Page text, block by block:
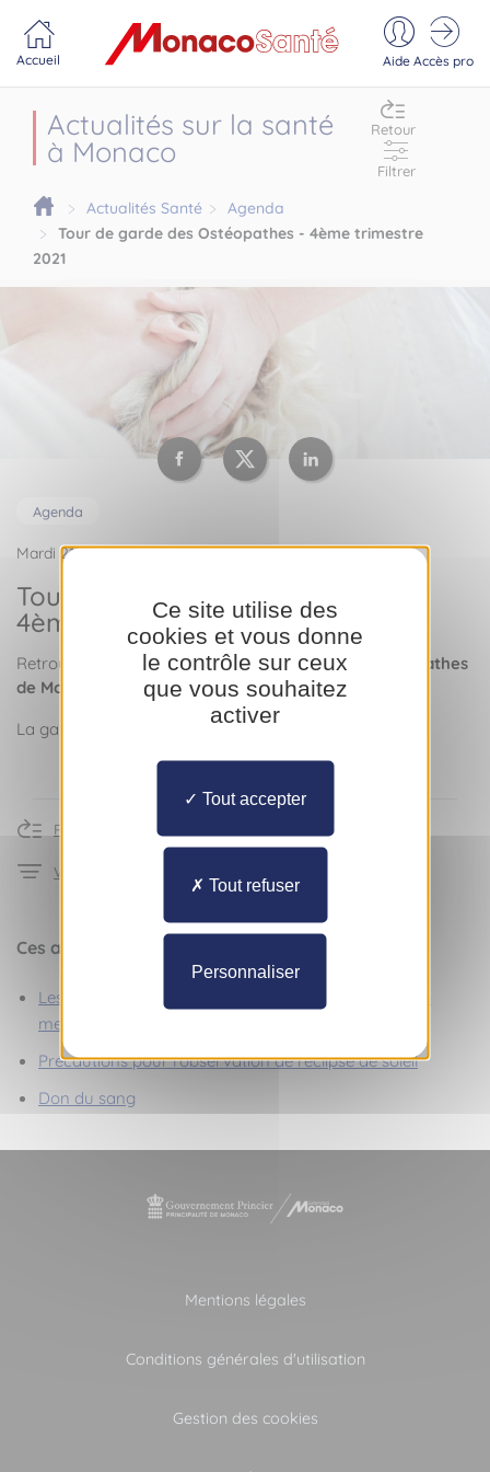
Accueil Aide Accès pro
Actualités sur la santé
à Monaco
Retour
Filtrer
Actualités Santé
Agenda
Tour de garde des Ostéopathes - 4ème trimestre
2021
Agenda
Mardi 21 septembre 2021
Tour de garde des Ostéopathes -
4ème trimestre 2021
Retrouvez le planning destours de garde des Ostéopathes
de Monaco
pour le 4ème trimestre 2021.
La garde est assurée de 9h à 18h.
Retour à l'actualité
Voir les articles de la rubrique Agenda
Ces articles pourraient vous intéresser
Les assises Monégasque de l'autisme & du handicap
mental
Précautions pour l’observation de l’éclipse de soleil
Don du sang
Mentions légales
Conditions générales d'utilisation
Gestion des cookies
Ce site utilise des
cookies et vous donne
le contrôle sur ceux
que vous souhaitez
activer
Tout accepter
Tout refuser
Personnaliser